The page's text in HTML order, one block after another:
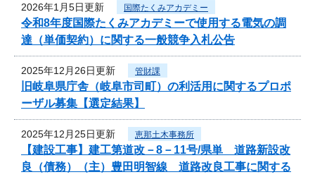
2026年1月5日更新 国際たくみアカデミー
令和8年度国際たくみアカデミーで使用する電気の調
達（単価契約）に関する一般競争入札公告
2025年12月26日更新 管財課
旧岐阜県庁舎（岐阜市司町）の利活用に関するプロポ
ーザル募集【選定結果】
2025年12月25日更新 恵那土木事務所
【建設工事】建工第道改－8－11号/県単 道路新設改
良（債務）（主）豊田明智線 道路改良工事に関する